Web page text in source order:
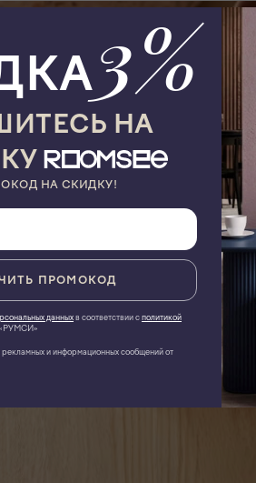
3%
НА
НА СКИДКУ!
ПРОМОКОД
данныхв соответствии сполитикой
рекламных и информационных сообщений от